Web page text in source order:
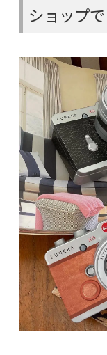
ショップで